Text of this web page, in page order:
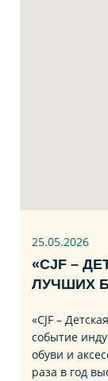
25.05.2026
«CJF –
ЛУЧШИХ
«CJF –
событие
обуви и
раза в год